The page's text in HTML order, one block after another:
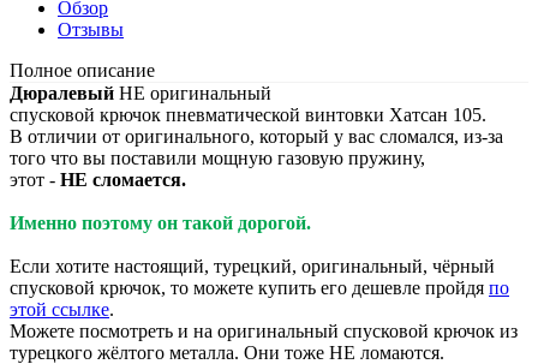
Обзор
Отзывы
Полное описание
Дюралевый НЕ оригинальный
спусковой крючок пневматической винтовки Хатсан 105.
В отличии от оригинального, который у вас сломался, из-за
того что вы поставили мощную газовую пружину,
этот - НЕ сломается.
Именно поэтому он такой дорогой.
Если хотите настоящий, турецкий, оригинальный, чёрный
спусковой крючок, то можете купить его дешевле пройдя по
этой ссылке.
Можете посмотреть и на оригинальный спусковой крючок из
турецкого жёлтого металла. Они тоже НЕ ломаются.